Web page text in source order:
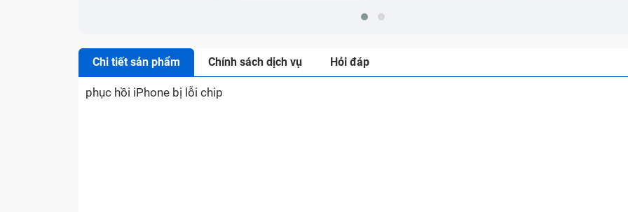
Chi tiết sản phẩm Chính sách dịch vụ Hỏi đáp
phục hồi iPhone bị lỗi chip